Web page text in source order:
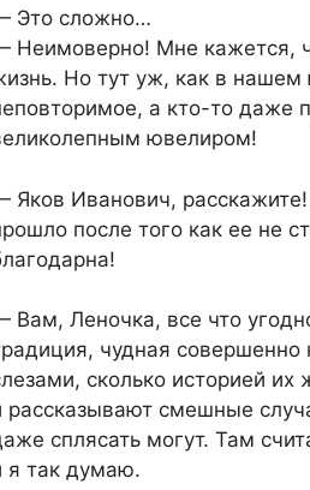
Это сложно…
Неимоверно! Мне кажется,
Но тут уж, как в нашем
а кто-то даже
ювелиром!
Яков Иванович,
после того как ее не
Вам, Леночка, все что
чудная
сколько историей
рассказывают смешные
сплясать могут. Там
я так думаю.